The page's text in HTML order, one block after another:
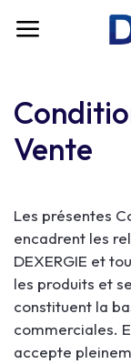
Vente
Les présentes
encadrent les
DEXERGIE et
les produits et
constituent la
commerciales.
accepte